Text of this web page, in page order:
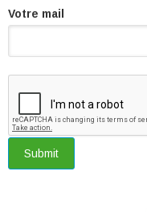
Votre mail
Submit